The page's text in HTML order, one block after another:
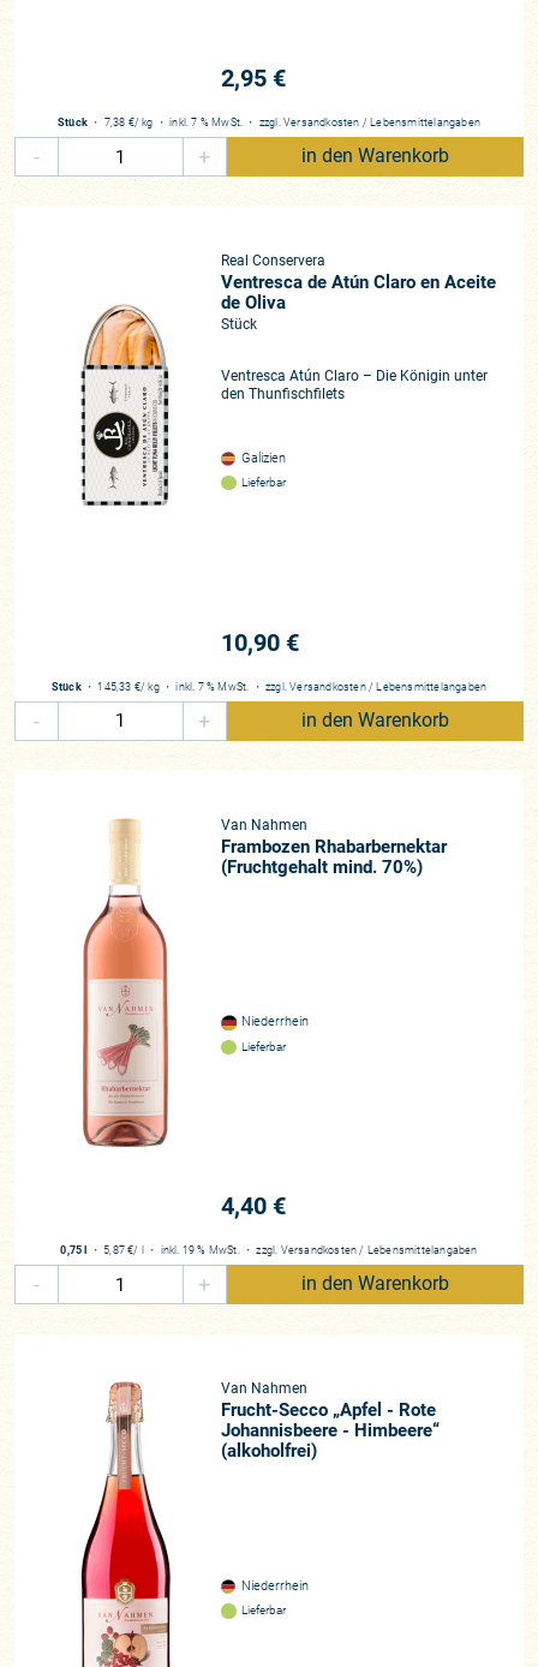
2,95 €
Stück・ 7,38 €/ kg ・inkl. 7 % MwSt. ・ zzgl.Versandkosten / Lebensmittelangaben
- + in den Warenkorb
Real Conservera
Ventresca de Atún Claro en Aceite
de Oliva
Stück
Ventresca Atún Claro – Die Königin unter
den Thunfischfilets
Galizien
Lieferbar
10,90 €
Stück・145,33 €/ kg・inkl. 7 % MwSt. ・zzgl.Versandkosten / Lebensmittelangaben
- + in den Warenkorb
Van Nahmen
Frambozen Rhabarbernektar
(Fruchtgehalt mind. 70%)
Niederrhein
Lieferbar
4,40 €
0,75 l ・5,87 €/ l ・ inkl. 19 % MwSt.・zzgl. Versandkosten / Lebensmittelangaben
- + in den Warenkorb
Van Nahmen
Frucht-Secco „Apfel - Rote
Johannisbeere - Himbeere“
(alkoholfrei)
Niederrhein
Lieferbar